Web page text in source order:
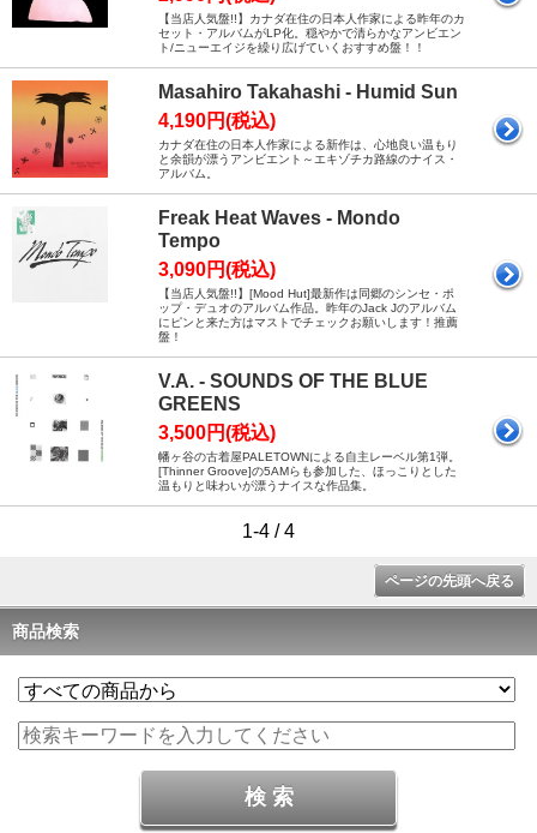
【当店人気盤!!】カナダ在住の日本人作家による昨年のカ
セット・アルバムがLP化。穏やかで清らかなアンビエン
ト/ニューエイジを繰り広げていくおすすめ盤！！
Masahiro Takahashi - Humid Sun
4,190円(税込)
カナダ在住の日本人作家による新作は、心地良い温もり
と余韻が漂うアンビエント～エキゾチカ路線のナイス・
アルバム。
Freak Heat Waves - Mondo
Tempo
3,090円(税込)
【当店人気盤!!】[Mood Hut]最新作は同郷のシンセ・ポ
ップ・デュオのアルバム作品。昨年のJack Jのアルバム
にピンと来た方はマストでチェックお願いします！推薦
盤！
V.A. - SOUNDS OF THE BLUE
GREENS
3,500円(税込)
幡ヶ谷の古着屋PALETOWNによる自主レーベル第1弾。
[Thinner Groove]の5AMらも参加した、ほっこりとした
温もりと味わいが漂うナイスな作品集。
1-4 / 4
ページの先頭へ戻る
商品検索